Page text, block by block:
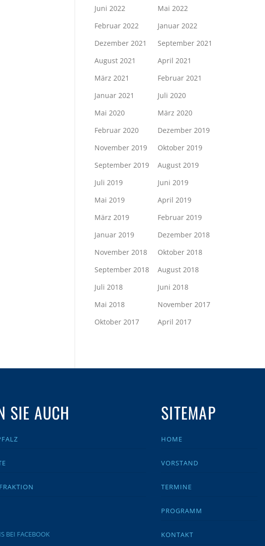
Juni 2022
Mai 2022
Februar 2022
Januar 2022
Dezember 2021
September 2021
August 2021
April 2021
März 2021
Februar 2021
Januar 2021
Juli 2020
Mai 2020
März 2020
Februar 2020
Dezember 2019
November 2019
Oktober 2019
September 2019
August 2019
Juli 2019
Juni 2019
Mai 2019
April 2019
März 2019
Februar 2019
Januar 2019
Dezember 2018
November 2018
Oktober 2018
September 2018
August 2018
Juli 2018
Juni 2018
Mai 2018
November 2017
Oktober 2017
April 2017
SIE AUCH SITEMAP
HOME
VORSTAND
TERMINE
PROGRAMM
KONTAKT